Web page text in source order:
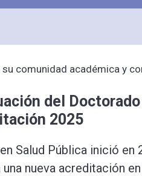
comunidad académica y
del
2025
Salud Pública inició en
nueva acreditación